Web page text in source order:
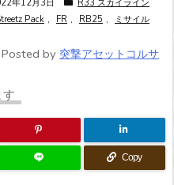
年12月3日
R33 スカイライン
Pack , FR , RB25 , ミサイル
Posted by 突撃アセットコルサ
Copy